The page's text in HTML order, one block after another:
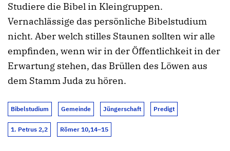
Studiere die Bibel in Kleingruppen.
Vernachlässige das persönliche Bibelstudium
nicht. Aber welch stilles Staunen sollten wir alle
empfinden, wenn wir in der Öffentlichkeit in der
Erwartung stehen, das Brüllen des Löwen aus
dem Stamm Juda zu hören.
Bibelstudium Gemeinde Jüngerschaft Predigt
1. Petrus 2,2 Römer 10,14–15